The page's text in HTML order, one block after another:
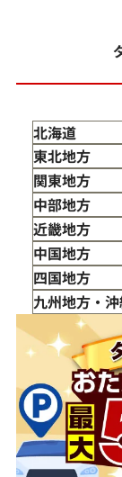
北海道
東北地方
青森県
岩手県
宮城県
秋田県
山形県
福島県
関東地方
東京都
神奈川県
埼玉県
千葉県
茨城県
栃木県
群馬県
中部地方
新潟県
富山県
石川県
山梨県
長野県
岐阜県
静岡県
愛知県
近畿地方
三重県
滋賀県
京都府
大阪府
兵庫県
奈良県
和歌山県
中国地方
鳥取県
島根県
岡山県
広島県
山口県
四国地方
徳島県
香川県
愛媛県
九州地方・
福岡県
佐賀県
長崎県
熊本県
大分県
宮崎県
鹿児島県